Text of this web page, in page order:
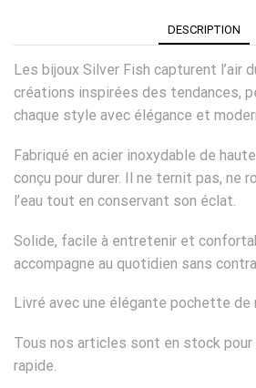
DESCRIPTION
Les bijoux Silver Fish capturent l’air
créations inspirées des tendances,
chaque style avec élégance et
Fabriqué en acier inoxydable de
conçu pour durer. Il ne ternit pas, ne
l’eau tout en conservant son éclat.
Solide, facile à entretenir et
accompagne au quotidien sans
Livré avec une élégante pochette de
Tous nos articles sont en stock pour
rapide.